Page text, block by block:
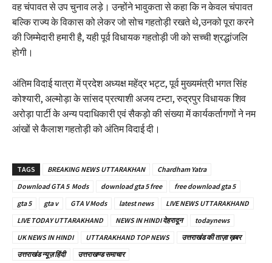
वह चंपावत से उप चुनाव लड़े। उन्होंने भावुकता से कहा कि न केवल चंपावत
बल्कि राज्य के विकास को लेकर जो सोच गहतोड़ी रखते थे,उनको पूरा करने
की जिम्मेदारी हमारी है, यही पूर्व विधायक गहतोड़ी जी को सच्ची श्रद्धांजलि
होगी।
अंतिम विदाई यात्रा में प्रदेश अध्यक्ष महेंद्र भट्ट, पूर्व मुख्यमंत्री भगत सिंह
कोश्यारी, अल्मोड़ा के सांसद प्रत्याशी अजय टम्टा, रुद्रपुर विधायक शिव
अरोड़ा पार्टी के अन्य पदाधिकारी एवं सैकड़ो की संख्या में कार्यकर्तागणों ने नम
आंखों से कैलाश गहतोड़ी को अंतिम विदाई दी।
TAGS BREAKING NEWS UTTARAKHAN
Chardham Yatra
Download GTA 5 Mods
download gta 5 free
free download gta 5
gta 5
gta v GTA V Mods latest news
LIVE NEWS UTTARAKHAND
LIVE TODAY UTTARAKHAND
NEWS IN HINDI देहरादून
todaynews
UK NEWS IN HINDI
UTTARAKHAND TOP NEWS
उत्तराखंड की ताज़ा ख़बर
उत्तराखंड न्यूज़ हिंदी
उत्तराखण्ड समाचार